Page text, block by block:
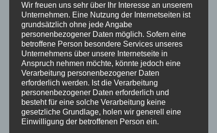
Gesundheit
Haus Partale
Info
Oberstdorf
Stellenangebot
Traveller Review Award
Urlaub
Veranstaltungstipp
Wir freuen uns sehr über Ihr Interesse an unserem
Unternehmen. Eine Nutzung der Internetseiten ist
grundsätzlich ohne jede Angabe
personenbezogener Daten möglich. Sofern eine
betroffene Person besondere Services unseres
Unternehmens über unsere Internetseite in
Anspruch nehmen möchte, könnte jedoch eine
Verarbeitung personenbezogener Daten
erforderlich werden. Ist die Verarbeitung
personenbezogener Daten erforderlich und
besteht für eine solche Verarbeitung keine
gesetzliche Grundlage, holen wir generell eine
Einwilligung der betroffenen Person ein.